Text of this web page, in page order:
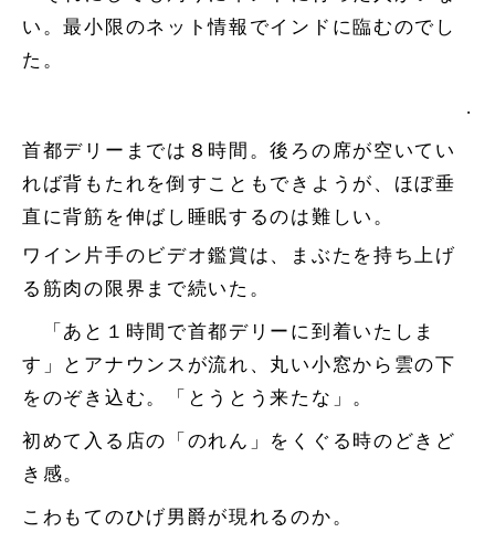
い。最小限のネット情報でインドに臨むのでし
た。
.
首都デリーまでは８時間。後ろの席が空いてい
れば背もたれを倒すこともできようが、ほぼ垂
直に背筋を伸ばし睡眠するのは難しい。
ワイン片手のビデオ鑑賞は、まぶたを持ち上げ
る筋肉の限界まで続いた。
「あと１時間で首都デリーに到着いたしま
す」とアナウンスが流れ、丸い小窓から雲の下
をのぞき込む。「とうとう来たな」。
初めて入る店の「のれん」をくぐる時のどきど
き感。
こわもてのひげ男爵が現れるのか。